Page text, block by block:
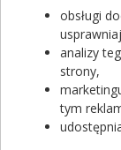
obsługi
analizy
strony,
tym